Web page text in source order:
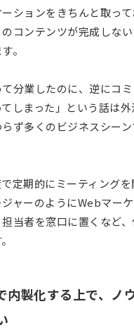
ションをきちんと取っ
コンテンツが完成しな
。
て分業したのに、逆にコ
しまった」という話は
ず多くのビジネスシー
定期的にミーティング
ャーのようにWebマー
当者を窓口に置くなど
製化する上で、ノ